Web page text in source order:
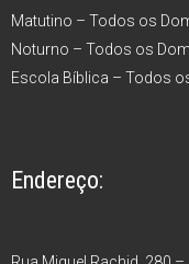
Matutino – Todos os
Noturno – Todos os
Escola Bíblica – Todos
Endereço: